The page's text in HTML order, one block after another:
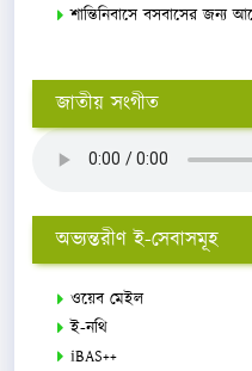
শান্তিনিবাসে বসবাসের জন্য
জাতীয় সংগীত
অভ্যন্তরীণ ই-সেবাসমূহ
ওয়েব মেইল
ই-নথি
iBAS++